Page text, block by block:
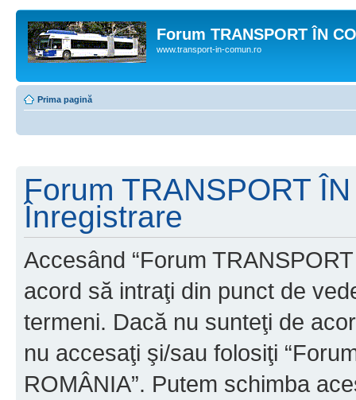
Forum TRANSPORT ÎN
www.transport-in-comun.ro
Prima pagină
Forum TRANSPORT
Înregistrare
Accesând “Forum
acord să intraţi din punct de
termeni. Dacă nu sunteţi de
nu accesaţi şi/sau folosiţi
ROMÂNIA”. Putem schimba